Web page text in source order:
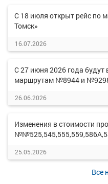
С 18 июля открыт рейс по
Томск»
16.07.2026
С 27 июня 2026 года
маршрутам №8944 и
26.06.2026
Изменения в стоимости
25.05.2026
Все